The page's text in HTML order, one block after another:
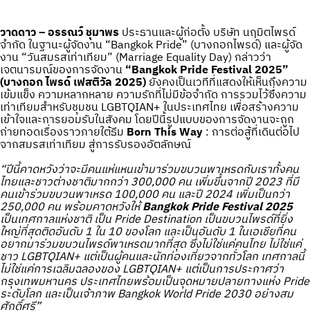
วาดดาว – อรรณว์ ชุมาพร ประธานและผู้ก่อตั้ง บริษัท นฤมิตไพรด์
จำกัด ในฐานะผู้จัดงาน “Bangkok Pride” (บางกอกไพรด์) และผู้จัด
งาน “วันสมรสเท่าเทียม” (Marriage Equality Day) กล่าวว่า
เจตนารมณ์ของการจัดงาน“Bangkok Pride Festival 2025”
(บางกอก ไพรด์ เฟสติวัล 2025)ยังคงเป็นเวทีที่แสดงให้เห็นถึงความ
เข้มแข็ง ความหลากหลาย ความรักที่ไม่มีข้อจำกัด การรวมไว้ซึ่งความ
เท่าเทียมสำหรับชุมชน LGBTQIAN+ ในประเทศไทย เพื่อสร้างความ
เข้าใจและการยอมรับในสังคม โดยปีนี้รูปแบบของการจัดงานจะถูก
ถ่ายทอดเรื่องราวภายใต้ธีม Born This Way: การต่อสู้ที่เดินต่อไป
จากสมรสเท่าเทียม สู่การรับรองอัตลักษณ์
“ปีนี้คาดหวังว่าจะมีคนแห่แหนเข้ามาร่วมขบวนพาเหรดกับเราทั้งคน
ไทยและชาวต่างชาติมากกว่า 300,000 คน เพิ่มขึ้นจากปี 2023 ที่มี
คนเข้าร่วมขบวนพาเหรด 100,000 คน และปี 2024 เพิ่มเป็นกว่า
250,000 คน พร้อมคาดหวังให้Bangkok Pride Festival 2025
เป็นเทศกาลแห่งชาติ เป็น Pride Destination เป็นขบวนไพรด์ที่ยิ่ง
ใหญ่ที่สุดติดอันดับ 1 ใน 10 ของโลก และเป็นอันดับ 1 ในเอเชียที่คน
อยากมาร่วมขบวนไพรด์พาเหรดมากที่สุด ซึ่งไม่ใช่แค่คนไทย ไม่ใช่แค่
ชาว LGBTQIAN+ แต่เป็นผู้คนและนักท่องเที่ยวจากทั่วโลก เทศกาลนี้
ไม่ใช่แค่การเฉลิมฉลองของ LGBTQIAN+ แต่เป็นการประกาศว่า
กรุงเทพมหานคร ประเทศไทยพร้อมเป็นจุดหมายปลายทางแห่ง Pride
ระดับโลก และเป็นเจ้าภาพ Bangkok World Pride 2030 อย่างสม
ศักดิ์ศรี”